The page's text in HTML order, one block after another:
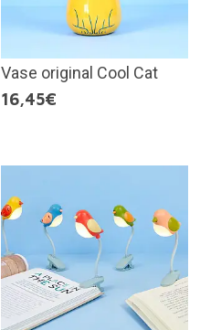
Vase original Cool Cat
16,45€